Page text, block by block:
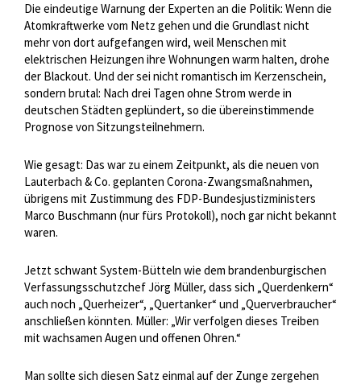
Die eindeutige Warnung der Experten an die Politik: Wenn die
Atomkraftwerke vom Netz gehen und die Grundlast nicht
mehr von dort aufgefangen wird, weil Menschen mit
elektrischen Heizungen ihre Wohnungen warm halten, drohe
der Blackout. Und der sei nicht romantisch im Kerzenschein,
sondern brutal: Nach drei Tagen ohne Strom werde in
deutschen Städten geplündert, so die übereinstimmende
Prognose von Sitzungsteilnehmern.
Wie gesagt: Das war zu einem Zeitpunkt, als die neuen von
Lauterbach & Co. geplanten Corona-Zwangsmaßnahmen,
übrigens mit Zustimmung des FDP-Bundesjustizministers
Marco Buschmann (nur fürs Protokoll), noch gar nicht bekannt
waren.
Jetzt schwant System-Bütteln wie dem brandenburgischen
Verfassungsschutzchef Jörg Müller, dass sich „Querdenkern“
auch noch „Querheizer“, „Quertanker“ und „Querverbraucher“
anschließen könnten. Müller: „Wir verfolgen dieses Treiben
mit wachsamen Augen und offenen Ohren.“
Man sollte sich diesen Satz einmal auf der Zunge zergehen